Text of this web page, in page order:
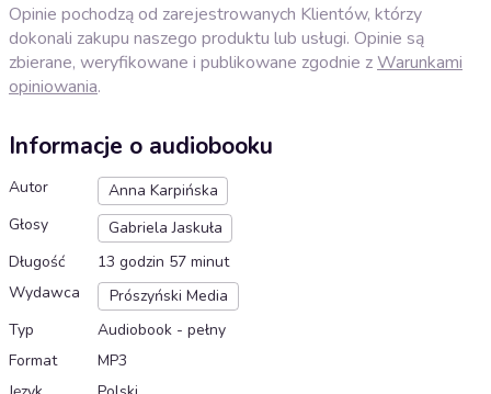
Opinie pochodzą od zarejestrowanych Klientów, którzy
dokonali zakupu naszego produktu lub usługi. Opinie są
zbierane, weryfikowane i publikowane zgodnie zWarunkami
opiniowania.
Informacje o audiobooku
Autor
Anna Karpińska
Głosy
Gabriela Jaskuła
Długość
13 godzin 57 minut
Wydawca
Prószyński Media
Typ
Audiobook - pełny
Format
MP3